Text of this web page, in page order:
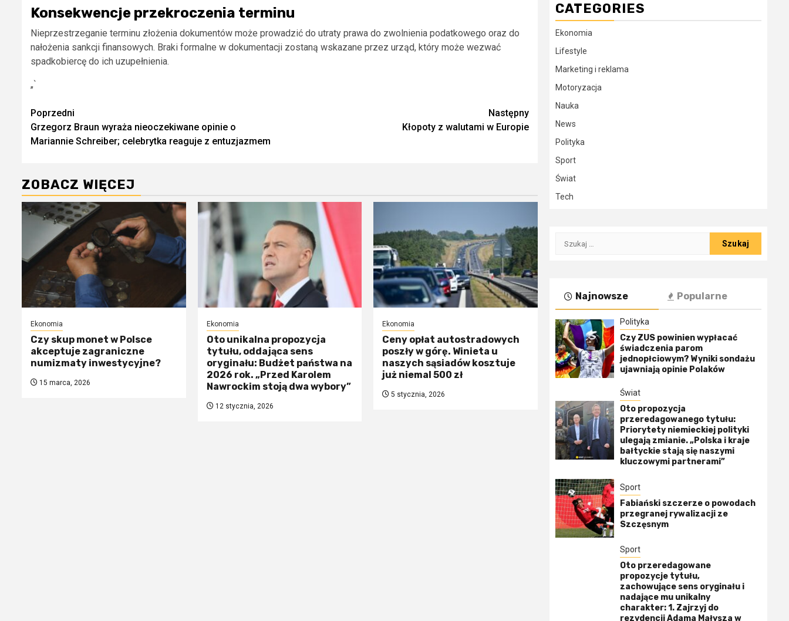
Konsekwencje przekroczenia terminu
Nieprzestrzeganie terminu złożenia dokumentów może prowadzić do utraty prawa do zwolnienia podatkowego oraz do
nałożenia sankcji finansowych. Braki formalne w dokumentacji zostaną wskazane przez urząd, który może wezwać
spadkobiercę do ich uzupełnienia.
„`
Zobacz
wpisy
Poprzedni
Grzegorz Braun wyraża nieoczekiwane opinie o
Mariannie Schreiber; celebrytka reaguje z entuzjazmem
Następny
Kłopoty z walutami w Europie
ZOBACZ WIĘCEJ
Ekonomia
Czy skup monet w Polsce
akceptuje zagraniczne
numizmaty inwestycyjne?
15 marca, 2026
Ekonomia
Oto unikalna propozycja
tytułu, oddająca sens
oryginału: Budżet państwa na
2026 rok. „Przed Karolem
Nawrockim stoją dwa wybory”
12 stycznia, 2026
Ekonomia
Ceny opłat autostradowych
poszły w górę. Winieta u
naszych sąsiadów kosztuje
już niemal 500 zł
5 stycznia, 2026
CATEGORIES
Ekonomia
Lifestyle
Marketing i reklama
Motoryzacja
Nauka
News
Polityka
Sport
Świat
Tech
Szukaj:
Najnowsze Popularne
Polityka
Czy ZUS powinien wypłacać
świadczenia parom
jednopłciowym? Wyniki sondażu
ujawniają opinie Polaków
Świat
Oto propozycja
przeredagowanego tytułu:
Priorytety niemieckiej polityki
ulegają zmianie. „Polska i kraje
bałtyckie stają się naszymi
kluczowymi partnerami”
Sport
Fabiański szczerze o powodach
przegranej rywalizacji ze
Szczęsnym
Sport
Oto przeredagowane
propozycje tytułu,
zachowujące sens oryginału i
nadające mu unikalny
charakter: 1. Zajrzyj do
rezydencji Adama Małysza w